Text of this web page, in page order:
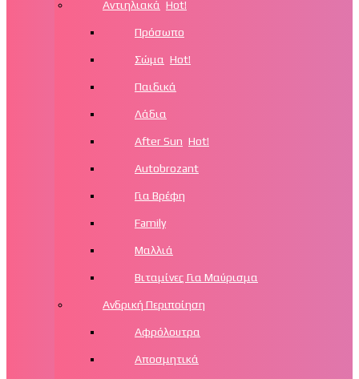
Αντιηλιακά Hot!
Πρόσωπο
Σώμα Hot!
Παιδικά
Λάδια
After Sun Hot!
Autobrozant
Για Βρέφη
Family
Μαλλιά
Βιταμίνες Για Μαύρισμα
Ανδρική Περιποίηση
Αφρόλουτρα
Αποσμητικά